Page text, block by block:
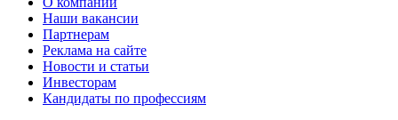
Наши вакансии
Партнерам
Реклама на сайте
Новости и статьи
Инвесторам
Кандидаты по профессиям